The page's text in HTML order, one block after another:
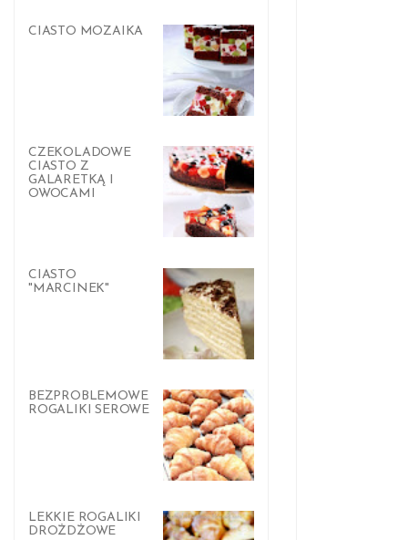
CIASTO MOZAIKA
CZEKOLADOWE
CIASTO Z
GALARETKĄ I
OWOCAMI
CIASTO
"MARCINEK"
BEZPROBLEMOWE
ROGALIKI SEROWE
LEKKIE ROGALIKI
DROŻDŻOWE